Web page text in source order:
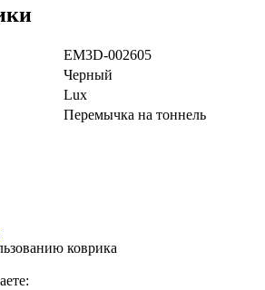
EM3D-002605
Черный
Lux
Перемычка на тоннель
коврика